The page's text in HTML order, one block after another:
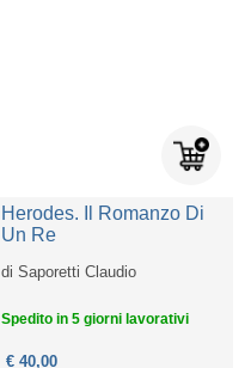
Herodes. Il Romanzo Di
Un Re
diSaporetti Claudio
Spedito in 5 giorni lavorativi
€ 40,00